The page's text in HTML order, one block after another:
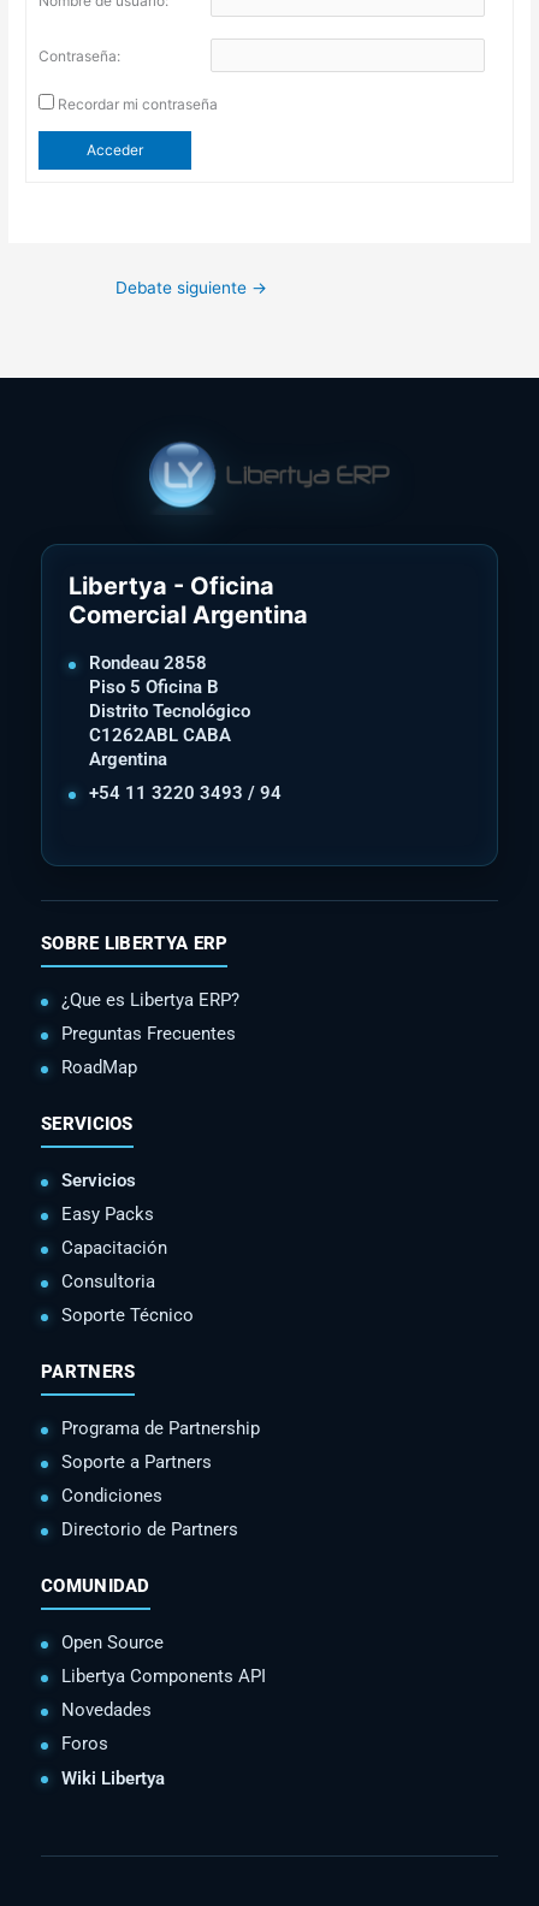
Contraseña:
Recordar mi contraseña
Acceder
Debate siguiente →
Libertya - Oficina
Comercial Argentina
Rondeau 2858
Piso 5 Oficina B
Distrito Tecnológico
C1262ABL CABA
Argentina
+54 11 3220 3493 / 94
SOBRE LIBERTYA ERP
¿Que es Libertya ERP?
Preguntas Frecuentes
RoadMap
SERVICIOS
Servicios
Easy Packs
Capacitación
Consultoria
Soporte Técnico
PARTNERS
Programa de Partnership
Soporte a Partners
Condiciones
Directorio de Partners
COMUNIDAD
Open Source
Libertya Components API
Novedades
Foros
Wiki Libertya